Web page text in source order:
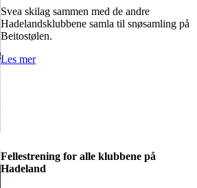
Svea skilag sammen med de andre
Hadelandsklubbene samla til snøsamling på
Beitostølen.
Les mer
Fellestrening for alle klubbene på
Hadeland